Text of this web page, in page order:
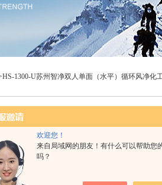
欢迎您！
来自局域网的朋友！有什么可以帮助您
吗？
1300-U苏州智净双人单面（水平）循环风净化
心